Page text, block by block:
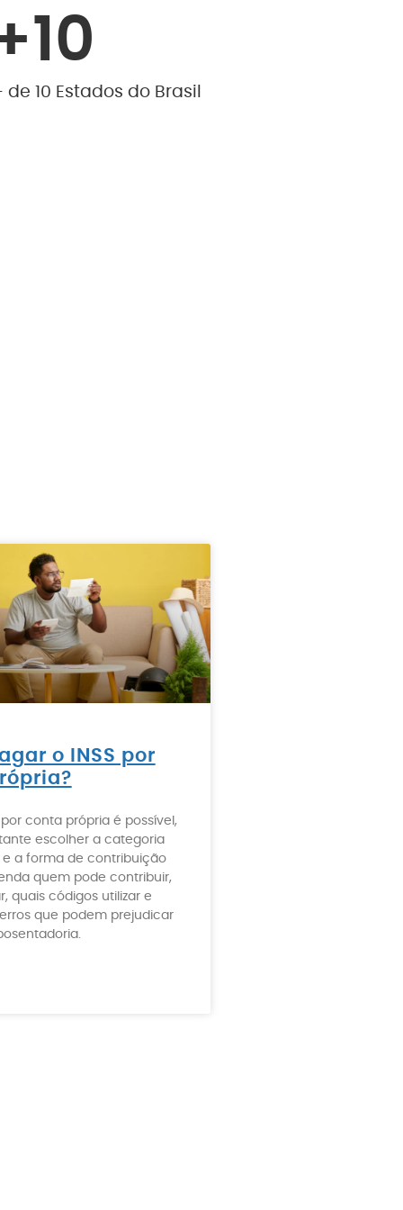
10 Estados do Brasil
10
o INSS por
por conta própria é possível,
escolher a categoria
a forma de contribuição
quem pode contribuir,
quais códigos utilizar e
que podem prejudicar